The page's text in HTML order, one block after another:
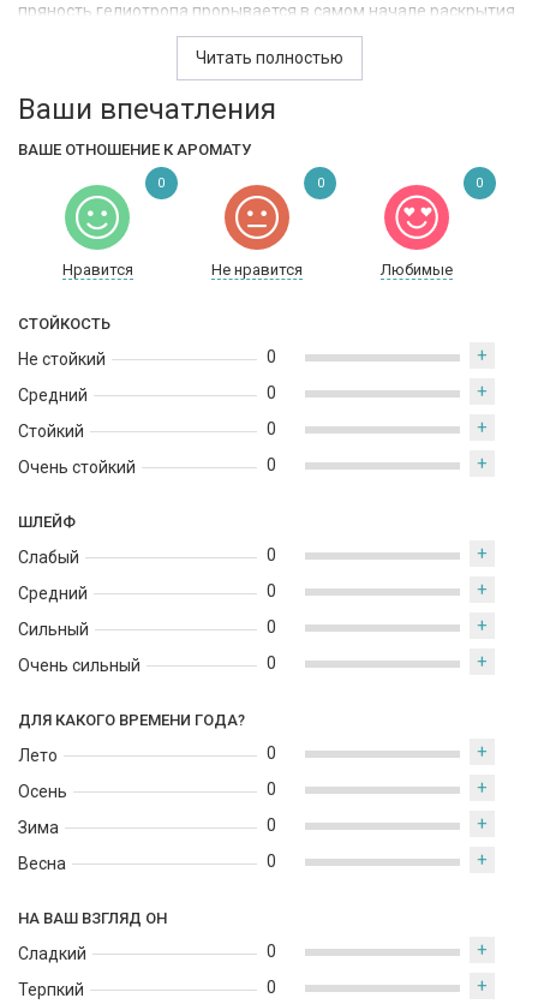
пряность гелиотропа прорывается в самом начале раскрытия
аромата, касаясь женского тела нежной мягкостью топленого
молока и утонченной горечью лесного миндаля. Постепенно
на первый план в пирамиде композиции выходят роскошные
оттенки бархатистых лепестков чайной розы, сменяясь в
карамели.
Читать полностью
Ваши впечатления
ВАШЕ ОТНОШЕНИЕ К АРОМАТУ
Нравится Не нравится Любимые
0 0 0
СТОЙКОСТЬ
Не стойкий
Средний
Стойкий
Очень стойкий
0 +
0 +
0 +
0 +
ШЛЕЙФ
Слабый
Средний
Сильный
Очень сильный
0 +
0 +
0 +
0 +
ДЛЯ КАКОГО ВРЕМЕНИ ГОДА?
Лето
Осень
Зима
Весна
0 +
0 +
0 +
0 +
НА ВАШ ВЗГЛЯД ОН
Сладкий
Терпкий
0 +
0 +